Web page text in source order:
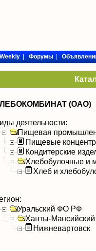
|Форумы|
(ОАО)
деятельности:
Пищевая
Пищевые
Кондитерские
Хлебобулочные и
Хлеб и
Уральский ФО РФ
Ханты-
Нижневартовск